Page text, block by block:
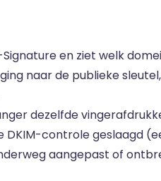
en ziet welk
naar de publieke
dezelfde
DKIM-controle geslaagd
aangepast of